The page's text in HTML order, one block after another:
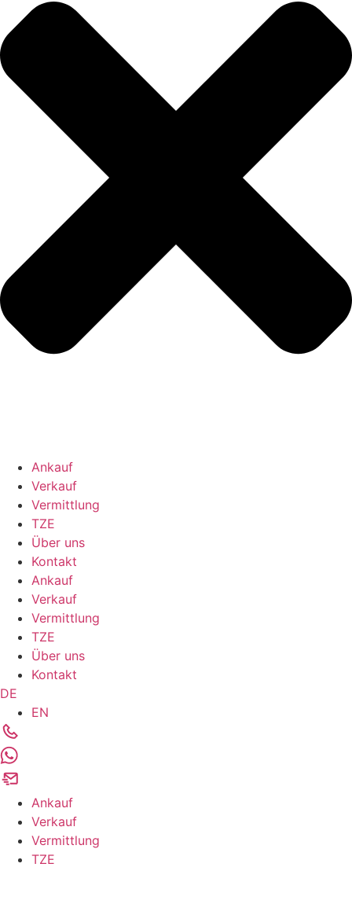
Ankauf
Verkauf
Vermittlung
TZE
Über uns
Kontakt
Ankauf
Verkauf
Vermittlung
TZE
Über uns
Kontakt
DE
EN
Ankauf
Verkauf
Vermittlung
TZE